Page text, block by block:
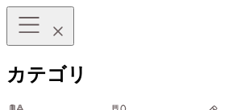
カテゴリ